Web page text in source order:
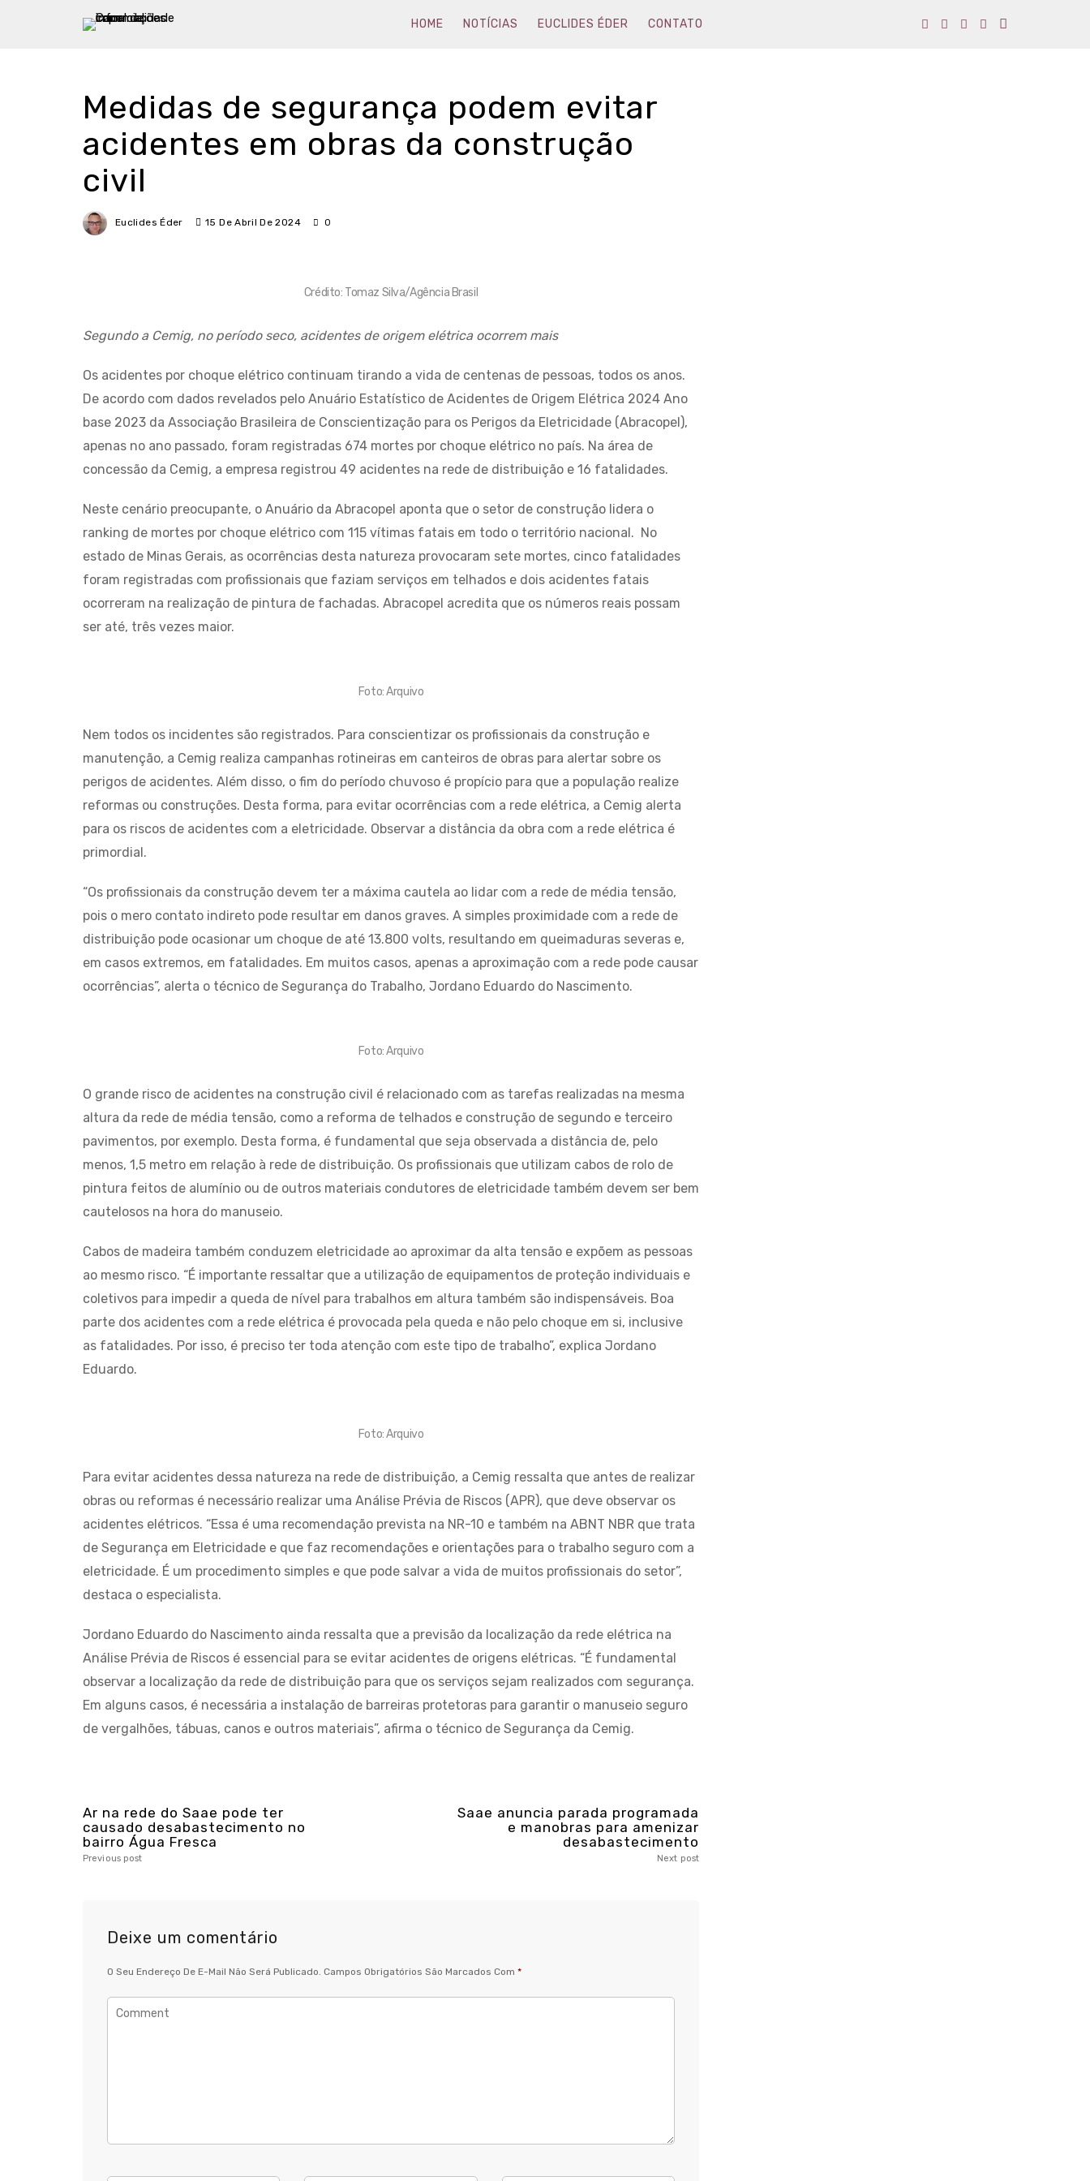
HOME NOTÍCIAS EUCLIDES ÉDER CONTATO
Medidas de segurança podem evitar
acidentes em obras da construção
civil
Euclides Éder 15 De Abril De 2024 0
Crédito: Tomaz Silva/Agência Brasil
Segundo a Cemig, no período seco, acidentes de origem elétrica ocorrem mais
Os acidentes por choque elétrico continuam tirando a vida de centenas de pessoas, todos os anos.
De acordo com dados revelados pelo Anuário Estatístico de Acidentes de Origem Elétrica 2024 Ano
base 2023 da Associação Brasileira de Conscientização para os Perigos da Eletricidade (Abracopel),
apenas no ano passado, foram registradas 674 mortes por choque elétrico no país. Na área de
concessão da Cemig, a empresa registrou 49 acidentes na rede de distribuição e 16 fatalidades.
Neste cenário preocupante, o Anuário da Abracopel aponta que o setor de construção lidera o
ranking de mortes por choque elétrico com 115 vítimas fatais em todo o território nacional. No
estado de Minas Gerais, as ocorrências desta natureza provocaram sete mortes, cinco fatalidades
foram registradas com profissionais que faziam serviços em telhados e dois acidentes fatais
ocorreram na realização de pintura de fachadas. Abracopel acredita que os números reais possam
ser até, três vezes maior.
Foto: Arquivo
Nem todos os incidentes são registrados. Para conscientizar os profissionais da construção e
manutenção, a Cemig realiza campanhas rotineiras em canteiros de obras para alertar sobre os
perigos de acidentes. Além disso, o fim do período chuvoso é propício para que a população realize
reformas ou construções. Desta forma, para evitar ocorrências com a rede elétrica, a Cemig alerta
para os riscos de acidentes com a eletricidade. Observar a distância da obra com a rede elétrica é
primordial.
“Os profissionais da construção devem ter a máxima cautela ao lidar com a rede de média tensão,
pois o mero contato indireto pode resultar em danos graves. A simples proximidade com a rede de
distribuição pode ocasionar um choque de até 13.800 volts, resultando em queimaduras severas e,
em casos extremos, em fatalidades. Em muitos casos, apenas a aproximação com a rede pode causar
ocorrências”, alerta o técnico de Segurança do Trabalho, Jordano Eduardo do Nascimento.
Foto: Arquivo
O grande risco de acidentes na construção civil é relacionado com as tarefas realizadas na mesma
altura da rede de média tensão, como a reforma de telhados e construção de segundo e terceiro
pavimentos, por exemplo. Desta forma, é fundamental que seja observada a distância de, pelo
menos, 1,5 metro em relação à rede de distribuição. Os profissionais que utilizam cabos de rolo de
pintura feitos de alumínio ou de outros materiais condutores de eletricidade também devem ser bem
cautelosos na hora do manuseio.
Cabos de madeira também conduzem eletricidade ao aproximar da alta tensão e expõem as pessoas
ao mesmo risco. “É importante ressaltar que a utilização de equipamentos de proteção individuais e
coletivos para impedir a queda de nível para trabalhos em altura também são indispensáveis. Boa
parte dos acidentes com a rede elétrica é provocada pela queda e não pelo choque em si, inclusive
as fatalidades. Por isso, é preciso ter toda atenção com este tipo de trabalho”, explica Jordano
Eduardo.
Foto: Arquivo
Para evitar acidentes dessa natureza na rede de distribuição, a Cemig ressalta que antes de realizar
obras ou reformas é necessário realizar uma Análise Prévia de Riscos (APR), que deve observar os
acidentes elétricos. “Essa é uma recomendação prevista na NR-10 e também na ABNT NBR que trata
de Segurança em Eletricidade e que faz recomendações e orientações para o trabalho seguro com a
eletricidade. É um procedimento simples e que pode salvar a vida de muitos profissionais do setor”,
destaca o especialista.
Jordano Eduardo do Nascimento ainda ressalta que a previsão da localização da rede elétrica na
Análise Prévia de Riscos é essencial para se evitar acidentes de origens elétricas. “É fundamental
observar a localização da rede de distribuição para que os serviços sejam realizados com segurança.
Em alguns casos, é necessária a instalação de barreiras protetoras para garantir o manuseio seguro
de vergalhões, tábuas, canos e outros materiais”, afirma o técnico de Segurança da Cemig.
Ar na rede do Saae pode ter
causado desabastecimento no
bairro Água Fresca
Previous post
Saae anuncia parada programada
e manobras para amenizar
desabastecimento
Next post
Deixe um comentário
O Seu Endereço De E-Mail Não Será Publicado. Campos Obrigatórios São Marcados Com *